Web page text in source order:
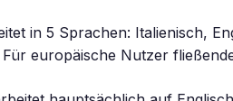
in 5 Sprachen: Italienisch,
Für europäische Nutzer